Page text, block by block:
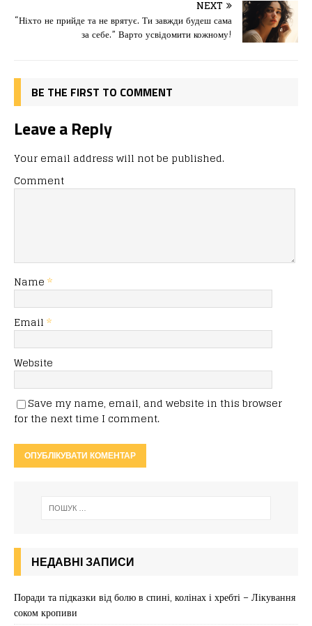
o
o
o
n
ис
я
NEXT
“Ніхто не прийде та не врятує. Ти завжди будеш сама
за себе.” Варто усвідомити кожному!
BE THE FIRST TO COMMENT
Leave a Reply
Your email address will not be published.
Comment
Name *
Email *
Website
Save my name, email, and website in this browser
for the next time I comment.
НЕДАВНІ ЗАПИСИ
Поради та підказки від болю в спині, колінах і хребті – Лікування
соком кропиви